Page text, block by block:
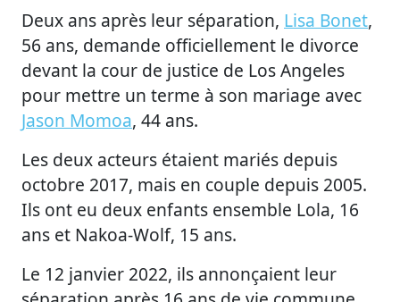
Deux ans après leur séparation, Lisa Bonet,
56 ans, demande officiellement le divorce
devant la cour de justice de Los Angeles
pour mettre un terme à son mariage avec
Jason Momoa, 44 ans.
Les deux acteurs étaient mariés depuis
octobre 2017, mais en couple depuis 2005.
Ils ont eu deux enfants ensemble Lola, 16
ans et Nakoa-Wolf, 15 ans.
Le 12 janvier 2022, ils annonçaient leur